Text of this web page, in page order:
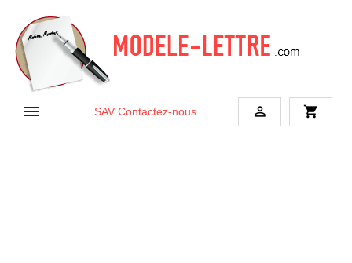
 SAV Contactez-nous  shopping_cart